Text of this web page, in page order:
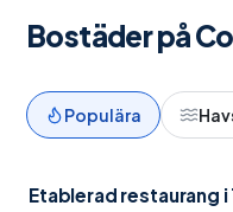
Bostäder på
Populära
Nära restauranger
Etablerad restaurang i